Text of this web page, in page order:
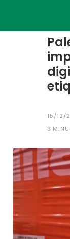
15/12/
3